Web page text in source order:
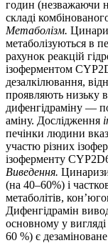
годин (незважаючи
складі
Метаболізм.
метаболізуються в
рахунок реакцій
ізоферментом
дезалкілювання,
проявляють низьку
дифенгідраміну —
аміну. Дослідження
печінки людини
участю різних
ізоферменту
Виведення.
(на 40–60%) і
метаболітів,
Дифенгідрамін
основному у
60 %) є